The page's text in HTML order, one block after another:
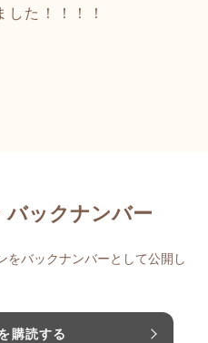
した！！！！
バックナンバー
をバックナンバーとして公開し
購読する